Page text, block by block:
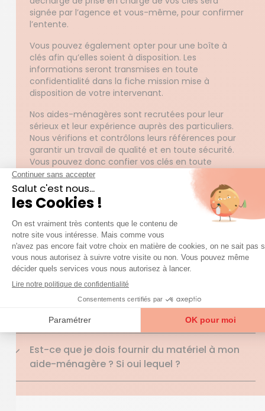
signée par l’agence et vous-même, pour confirmer
l’entente.
Vous pouvez également opter pour une boîte à
clés afin qu’elles soient à disposition. Les
informations seront transmises en toute
confidentialité dans la fiche mission mise à
disposition de votre intervenant.
Nos aides-ménagères sont recrutées pour leur
sérieux et leur expérience auprès des particuliers.
Nous vérifions et contrôlons leurs références pour
garantir un travail de qualité et en toute sécurité.
Vous pouvez donc confier vos clés en toute
tranquillité.
Devons-nous fournir le matériel au jardinier
d’Azaé ?
Pour devenir aide-ménagère chez Azaé, ai-je
besoin d’un diplôme ?
J’ai besoin d’aide pour faire ma toilette, mon
aide à domicile peut-elle m’aider ?
Est-ce que je dois fournir du matériel à mon
aide-ménagère ? Si oui lequel ?